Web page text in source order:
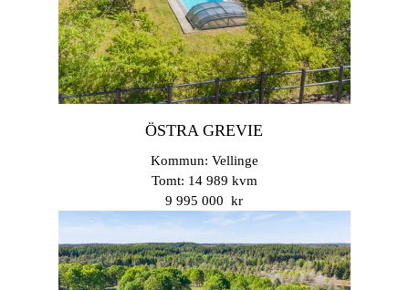
ÖSTRA GREVIE
Kommun: Vellinge
Tomt: 14 989 kvm
9 995 000 kr